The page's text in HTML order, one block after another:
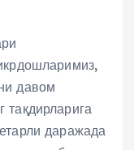
давом
тақдирларига
даражада